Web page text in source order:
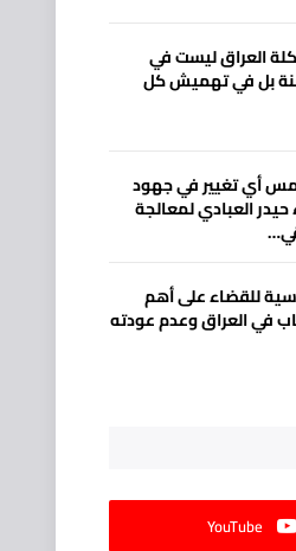
العراق ليست في
بل في تهميش كل
أي تغيير في جهود
حيدر العبادي لمعالجة
للقضاء على أهم
في العراق وعدم عودته
YouTube